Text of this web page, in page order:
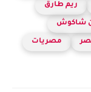
ريم طارق
شاكوش
مصريات